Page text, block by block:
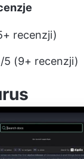
recenzji)
5 (9+ recenzji)